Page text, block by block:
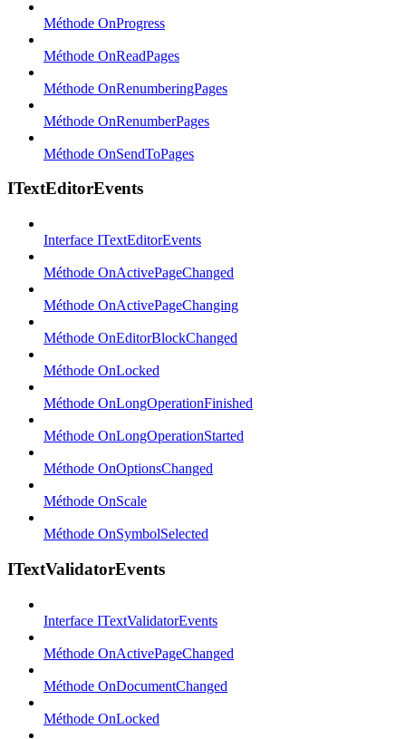
Méthode OnProgress
Méthode OnReadPages
Méthode OnRenumberingPages
Méthode OnRenumberPages
Méthode OnSendToPages
ITextEditorEvents
Interface ITextEditorEvents
Méthode OnActivePageChanged
Méthode OnActivePageChanging
Méthode OnEditorBlockChanged
Méthode OnLocked
Méthode OnLongOperationFinished
Méthode OnLongOperationStarted
Méthode OnOptionsChanged
Méthode OnScale
Méthode OnSymbolSelected
ITextValidatorEvents
Interface ITextValidatorEvents
Méthode OnActivePageChanged
Méthode OnDocumentChanged
Méthode OnLocked